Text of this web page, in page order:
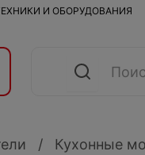
И ОБОРУДОВАНИЯ
Кухонные